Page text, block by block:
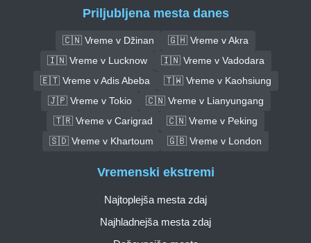
Priljubljena mesta danes
🇨🇳 Vreme v Džinan
🇬🇭 Vreme v Akra
🇮🇳 Vreme v Lucknow
🇮🇳 Vreme v Vadodara
🇪🇹 Vreme v Adis Abeba
🇹🇼 Vreme v Kaohsiung
🇯🇵 Vreme v Tokio
🇨🇳 Vreme v Lianyungang
🇹🇷 Vreme v Carigrad
🇨🇳 Vreme v Peking
🇸🇩 Vreme v Khartoum
🇬🇧 Vreme v London
Vremenski ekstremi
Najtoplejša mesta zdaj
Najhladnejša mesta zdaj